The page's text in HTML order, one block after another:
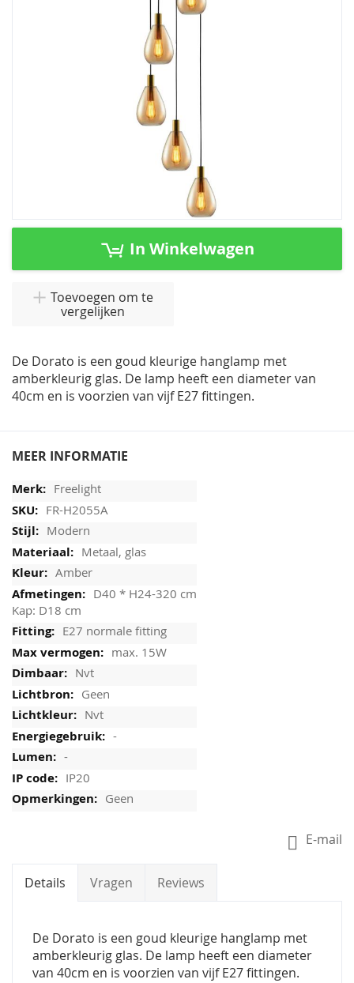
Ga
In Winkelwagen
Toevoegen om te
vergelijken
De Dorato is een goud kleurige hanglamp met
amberkleurig glas. De lamp heeft een diameter van
40cm en is voorzien van vijf E27 fittingen.
MEER INFORMATIE
Freelight
FR-H2055A
Modern
Metaal, glas
Amber
D40 * H24-320 cm
Kap: D18 cm
E27 normale fitting
max. 15W
Nvt
Geen
Nvt
-
-
IP20
Geen
E-mail
Details Vragen Reviews
De Dorato is een goud kleurige hanglamp met
amberkleurig glas. De lamp heeft een diameter
van 40cm en is voorzien van vijf E27 fittingen.